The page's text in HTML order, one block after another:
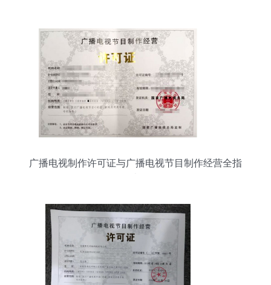
广播电视制作许可证与广播电视节目制作经营全指